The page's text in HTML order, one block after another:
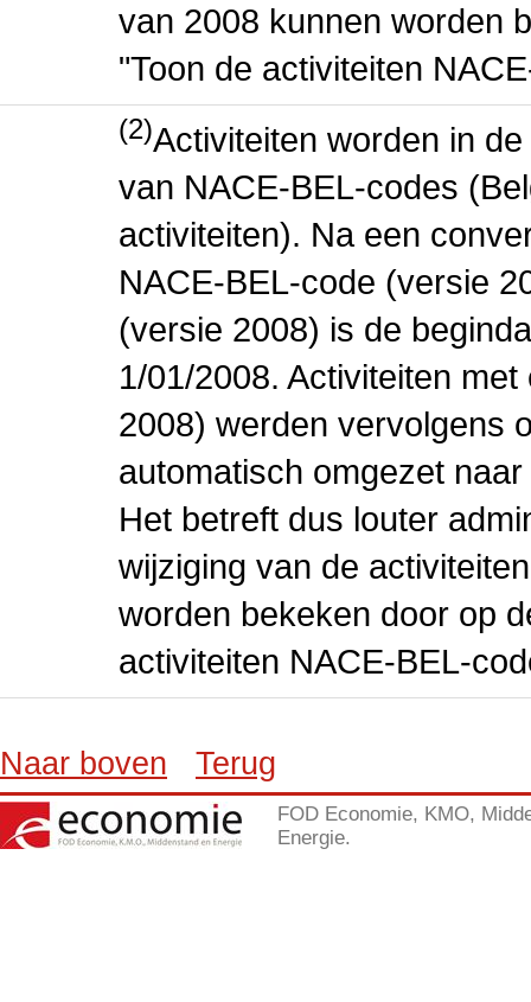
van 2008 kunnen worden
"Toon de activiteiten
(2)Activiteiten worden in
van NACE-BEL-codes
activiteiten). Na een
NACE-BEL-code (versie
(versie 2008) is de
1/01/2008. Activiteiten
2008) werden vervolgens
automatisch omgezet
Het betreft dus louter
wijziging van de
worden bekeken door op
activiteiten NACE-BEL-
Naar boven Terug
FOD Economie, KMO,
Energie.